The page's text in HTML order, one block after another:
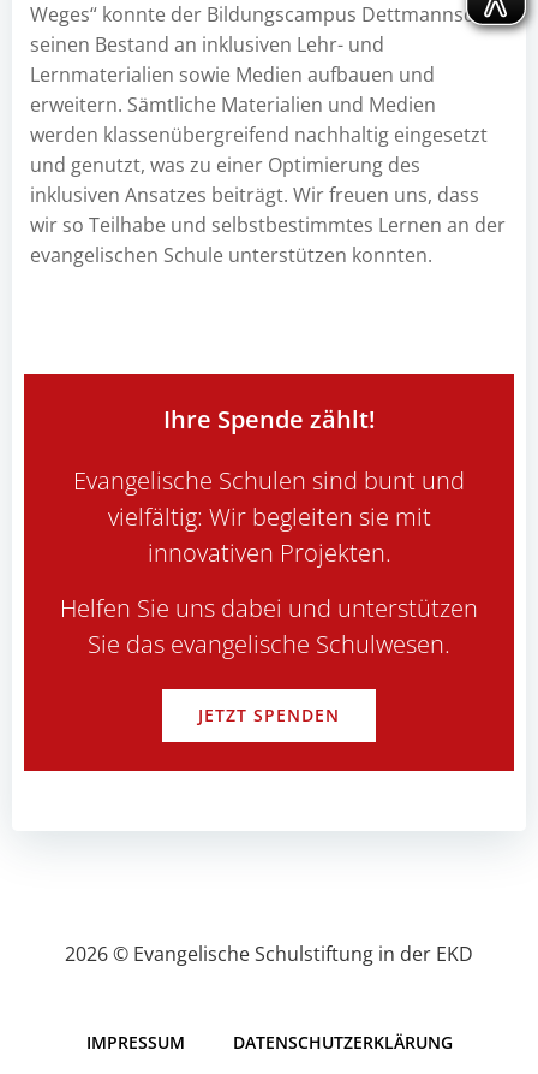
Weges“ konnte der Bildungscampus Dettmannsdorf
seinen Bestand an inklusiven Lehr- und
Lernmaterialien sowie Medien aufbauen und
erweitern. Sämtliche Materialien und Medien
werden klassenübergreifend nachhaltig eingesetzt
und genutzt, was zu einer Optimierung des
inklusiven Ansatzes beiträgt. Wir freuen uns, dass
wir so Teilhabe und selbstbestimmtes Lernen an der
evangelischen Schule unterstützen konnten.
Ihre Spende zählt!
Evangelische Schulen sind bunt und
vielfältig: Wir begleiten sie mit
innovativen Projekten.
Helfen Sie uns dabei und unterstützen
Sie das evangelische Schulwesen.
JETZT SPENDEN
2026 © Evangelische Schulstiftung in der EKD
IMPRESSUM DATENSCHUTZERKLÄRUNG